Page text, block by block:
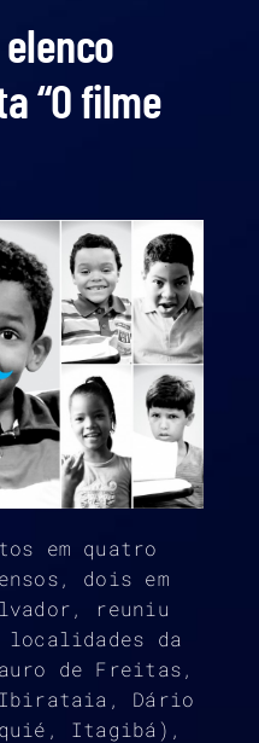
“O filme
em quatro
dois em
reuniu
da
de Freitas,
Dário
Itagibá),